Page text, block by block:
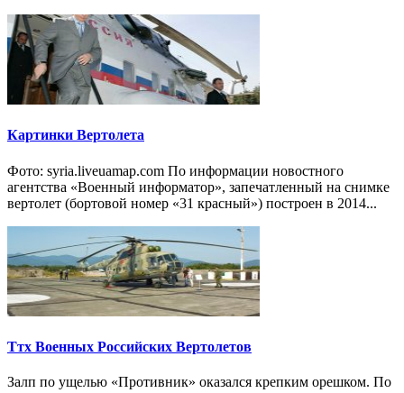
Картинки Вертолета
Фото: syria.liveuamap.com По информации новостного
агентства «Военный информатор», запечатленный на снимке
вертолет (бортовой номер «31 красный») построен в 2014...
Ттх Военных Российских Вертолетов
Залп по ущелью «Противник» оказался крепким орешком. По